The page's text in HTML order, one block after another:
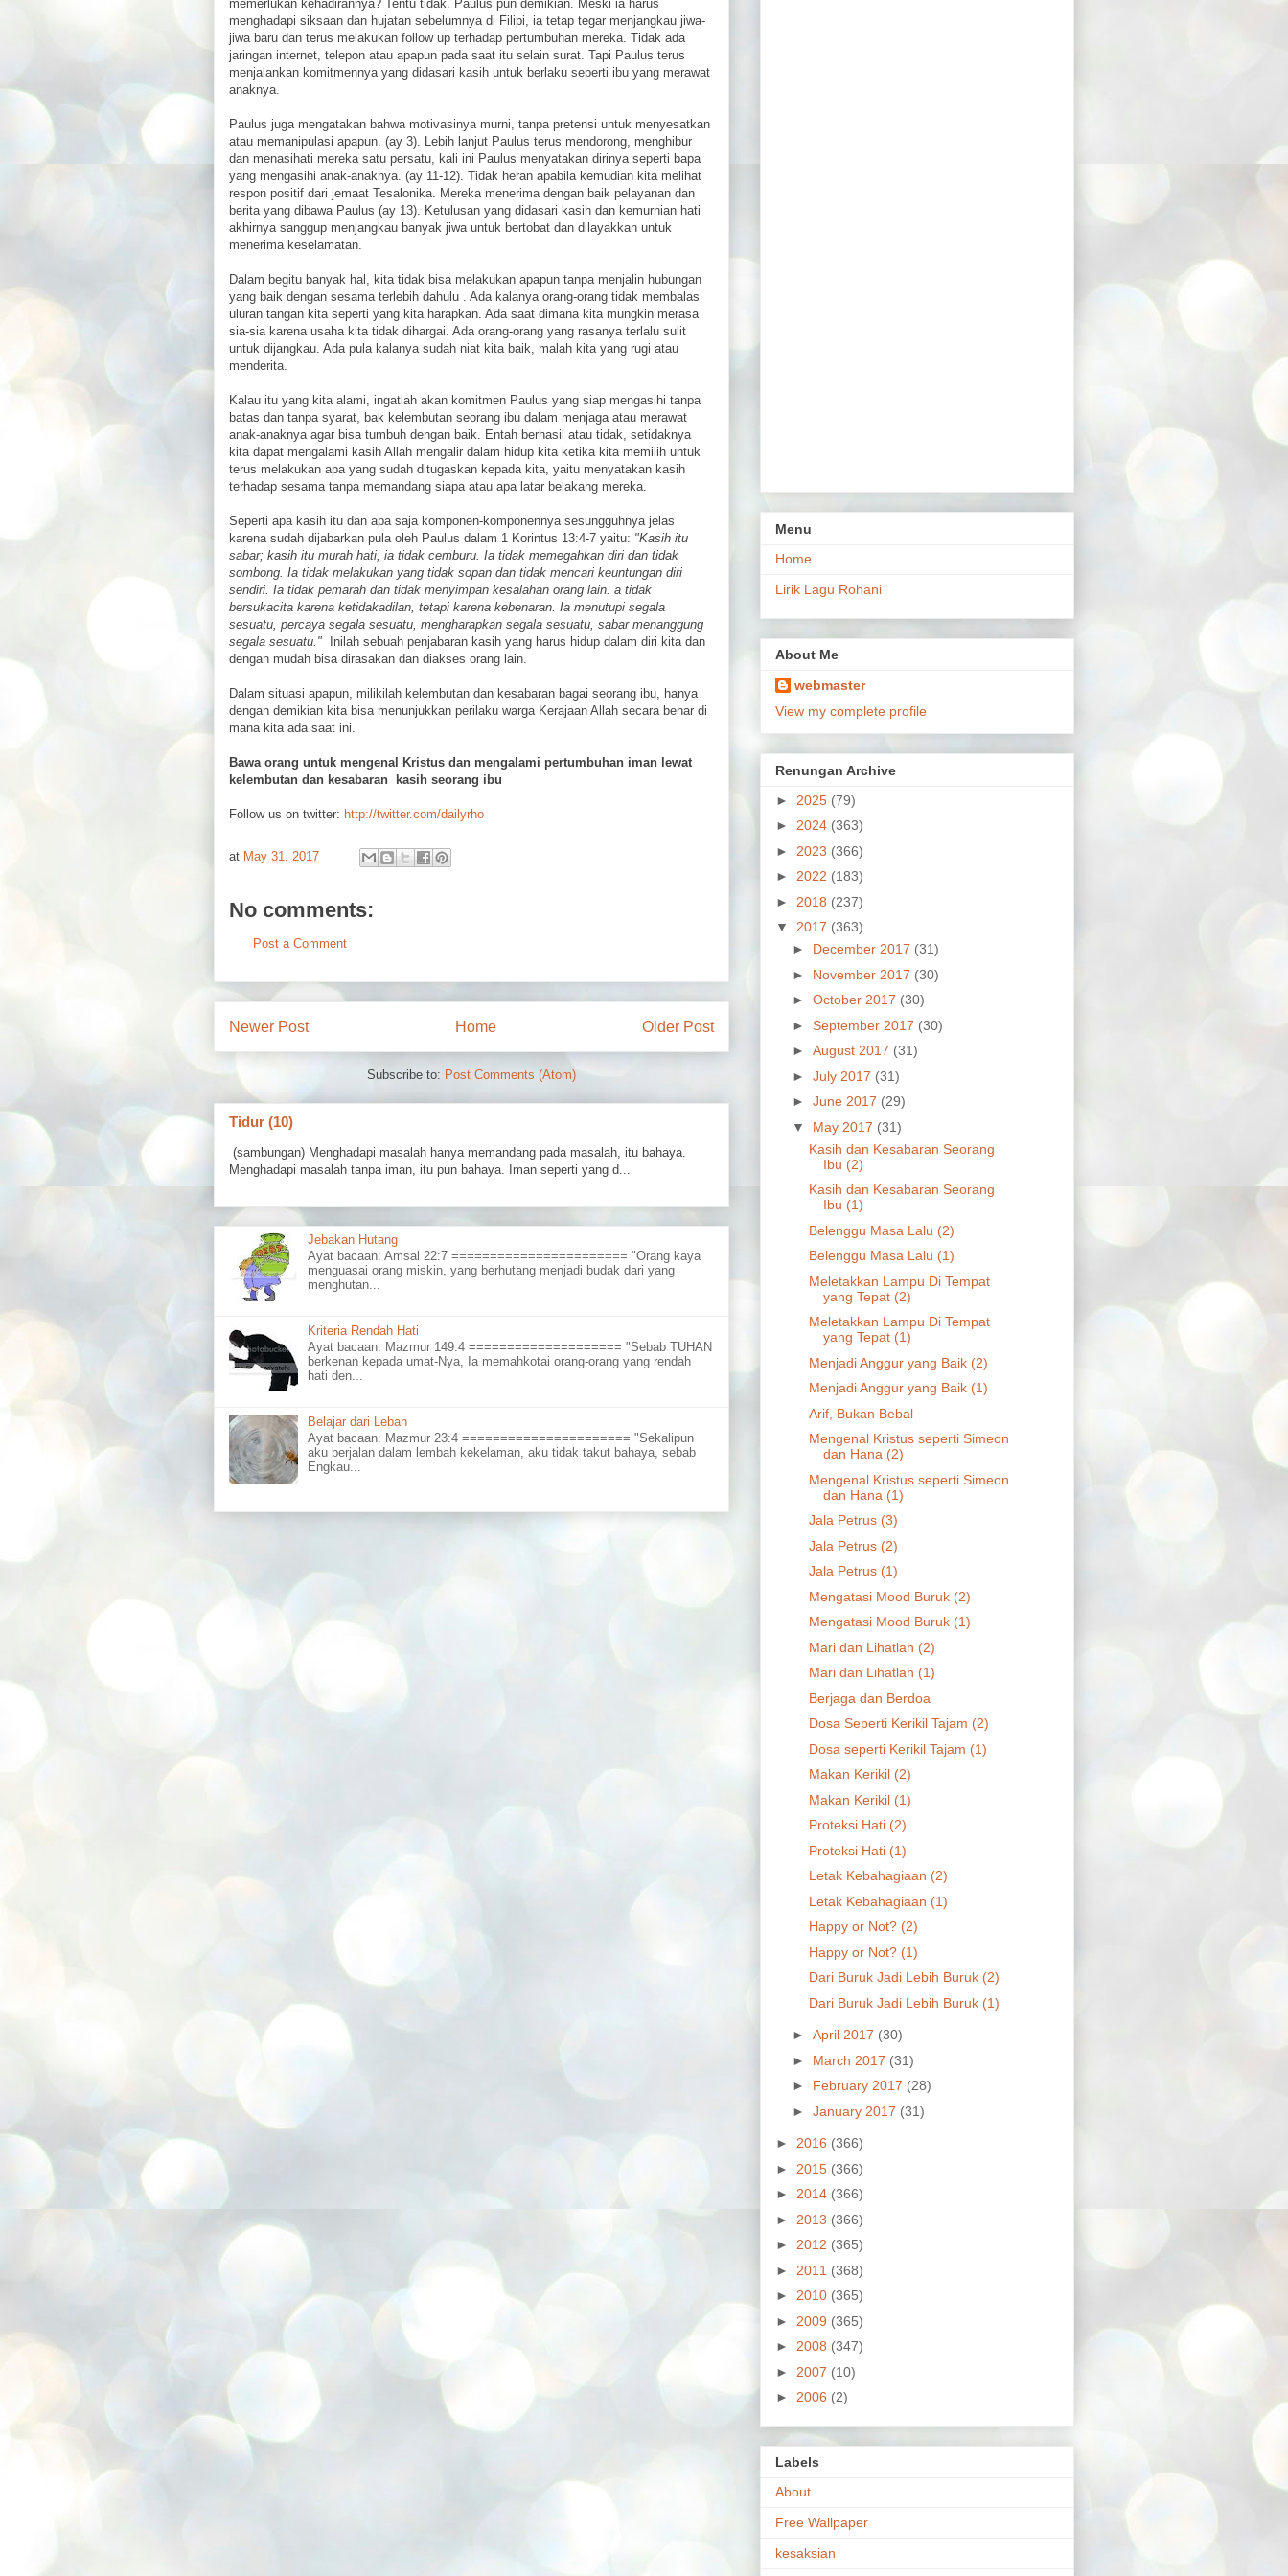
memerlukan kehadirannya? Tentu tidak. Paulus pun demikian. Meski ia harus
menghadapi siksaan dan hujatan sebelumnya di Filipi, ia tetap tegar menjangkau jiwa-
jiwa baru dan terus melakukan follow up terhadap pertumbuhan mereka. Tidak ada
jaringan internet, telepon atau apapun pada saat itu selain surat. Tapi Paulus terus
menjalankan komitmennya yang didasari kasih untuk berlaku seperti ibu yang merawat
anaknya.
Paulus juga mengatakan bahwa motivasinya murni, tanpa pretensi untuk menyesatkan
atau memanipulasi apapun. (ay 3). Lebih lanjut Paulus terus mendorong, menghibur
dan menasihati mereka satu persatu, kali ini Paulus menyatakan dirinya seperti bapa
yang mengasihi anak-anaknya. (ay 11-12). Tidak heran apabila kemudian kita melihat
respon positif dari jemaat Tesalonika. Mereka menerima dengan baik pelayanan dan
berita yang dibawa Paulus (ay 13). Ketulusan yang didasari kasih dan kemurnian hati
akhirnya sanggup menjangkau banyak jiwa untuk bertobat dan dilayakkan untuk
menerima keselamatan.
Dalam begitu banyak hal, kita tidak bisa melakukan apapun tanpa menjalin hubungan
yang baik dengan sesama terlebih dahulu . Ada kalanya orang-orang tidak membalas
uluran tangan kita seperti yang kita harapkan. Ada saat dimana kita mungkin merasa
sia-sia karena usaha kita tidak dihargai. Ada orang-orang yang rasanya terlalu sulit
untuk dijangkau. Ada pula kalanya sudah niat kita baik, malah kita yang rugi atau
menderita.
Kalau itu yang kita alami, ingatlah akan komitmen Paulus yang siap mengasihi tanpa
batas dan tanpa syarat, bak kelembutan seorang ibu dalam menjaga atau merawat
anak-anaknya agar bisa tumbuh dengan baik. Entah berhasil atau tidak, setidaknya
kita dapat mengalami kasih Allah mengalir dalam hidup kita ketika kita memilih untuk
terus melakukan apa yang sudah ditugaskan kepada kita, yaitu menyatakan kasih
terhadap sesama tanpa memandang siapa atau apa latar belakang mereka.
Seperti apa kasih itu dan apa saja komponen-komponennya sesungguhnya jelas
karena sudah dijabarkan pula oleh Paulus dalam 1 Korintus 13:4-7 yaitu: "Kasih itu
sabar; kasih itu murah hati; ia tidak cemburu. Ia tidak memegahkan diri dan tidak
sombong. Ia tidak melakukan yang tidak sopan dan tidak mencari keuntungan diri
sendiri. Ia tidak pemarah dan tidak menyimpan kesalahan orang lain. a tidak
bersukacita karena ketidakadilan, tetapi karena kebenaran. Ia menutupi segala
sesuatu, percaya segala sesuatu, mengharapkan segala sesuatu, sabar menanggung
segala sesuatu." Inilah sebuah penjabaran kasih yang harus hidup dalam diri kita dan
dengan mudah bisa dirasakan dan diakses orang lain.
Dalam situasi apapun, milikilah kelembutan dan kesabaran bagai seorang ibu, hanya
dengan demikian kita bisa menunjukkan perilaku warga Kerajaan Allah secara benar di
mana kita ada saat ini.
Bawa orang untuk mengenal Kristus dan mengalami pertumbuhan iman lewat
kelembutan dan kesabaran kasih seorang ibu
Follow us on twitter: http://twitter.com/dailyrho
at May 31, 2017
No comments:
Post a Comment
Newer Post Older Post
Home
Subscribe to: Post Comments (Atom)
Tidur (10)
(sambungan) Menghadapi masalah hanya memandang pada masalah, itu bahaya.
Menghadapi masalah tanpa iman, itu pun bahaya. Iman seperti yang d...
Jebakan Hutang
Ayat bacaan: Amsal 22:7 ======================= "Orang kaya
menguasai orang miskin, yang berhutang menjadi budak dari yang
menghutan...
Kriteria Rendah Hati
Ayat bacaan: Mazmur 149:4 ==================== "Sebab TUHAN
berkenan kepada umat-Nya, Ia memahkotai orang-orang yang rendah
hati den...
Belajar dari Lebah
Ayat bacaan: Mazmur 23:4 ====================== "Sekalipun
aku berjalan dalam lembah kekelaman, aku tidak takut bahaya, sebab
Engkau...
Menu
Home
Lirik Lagu Rohani
About Me
webmaster
View my complete profile
Renungan Archive
► 2025 (79)
► 2024 (363)
► 2023 (366)
► 2022 (183)
► 2018 (237)
▼ 2017 (363)
► December 2017 (31)
► November 2017 (30)
► October 2017 (30)
► September 2017 (30)
► August 2017 (31)
► July 2017 (31)
► June 2017 (29)
▼ May 2017 (31)
Kasih dan Kesabaran Seorang
Ibu (2)
Kasih dan Kesabaran Seorang
Ibu (1)
Belenggu Masa Lalu (2)
Belenggu Masa Lalu (1)
Meletakkan Lampu Di Tempat
yang Tepat (2)
Meletakkan Lampu Di Tempat
yang Tepat (1)
Menjadi Anggur yang Baik (2)
Menjadi Anggur yang Baik (1)
Arif, Bukan Bebal
Mengenal Kristus seperti Simeon
dan Hana (2)
Mengenal Kristus seperti Simeon
dan Hana (1)
Jala Petrus (3)
Jala Petrus (2)
Jala Petrus (1)
Mengatasi Mood Buruk (2)
Mengatasi Mood Buruk (1)
Mari dan Lihatlah (2)
Mari dan Lihatlah (1)
Berjaga dan Berdoa
Dosa Seperti Kerikil Tajam (2)
Dosa seperti Kerikil Tajam (1)
Makan Kerikil (2)
Makan Kerikil (1)
Proteksi Hati (2)
Proteksi Hati (1)
Letak Kebahagiaan (2)
Letak Kebahagiaan (1)
Happy or Not? (2)
Happy or Not? (1)
Dari Buruk Jadi Lebih Buruk (2)
Dari Buruk Jadi Lebih Buruk (1)
► April 2017 (30)
► March 2017 (31)
► February 2017 (28)
► January 2017 (31)
► 2016 (366)
► 2015 (366)
► 2014 (366)
► 2013 (366)
► 2012 (365)
► 2011 (368)
► 2010 (365)
► 2009 (365)
► 2008 (347)
► 2007 (10)
► 2006 (2)
Labels
About
Free Wallpaper
kesaksian